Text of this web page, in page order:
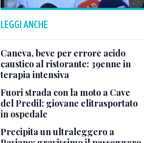
LEGGI ANCHE
Caneva, beve per errore acido
caustico al ristorante: 39enne in
terapia intensiva
Fuori strada con la moto a Cave
del Predil: giovane elitrasportato
in ospedale
Precipita un ultraleggero a